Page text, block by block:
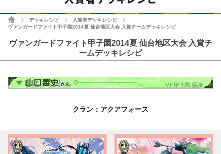
ホームデッキレシピ 入賞者デッキレシピ
ヴァンガードファイト甲子園2014夏 仙台地区大会 入賞チームデッキレシピ
ヴァンガードファイト甲子園2014夏 仙台地区大会 入賞チ
ームデッキレシピ
クラン：アクアフォース